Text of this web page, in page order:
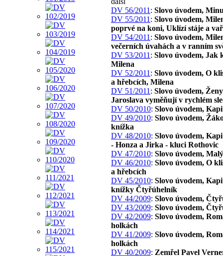
DV 56/2011 : Slovo úvodem,
DV 55/2011 : Slovo úvodem,
poprvé na koni, Uklízí stáje a
DV 54/2011 : Slovo úvodem,
večerních úvahách a v ranním
DV 53/2011 : Slovo úvodem, Jak
Milena
DV 52/2011 : Slovo úvodem, O
a hřebcích, Milena
DV 51/2011 : Slovo úvodem,
Jaroslava vyměňují v rychlém
DV 50/2010: Slovo úvodem,
DV 49/2010: Slovo úvodem,
knížka
DV 48/2010: Slovo úvodem,
- Honza a Jirka - kluci Rothovic
DV 47/2010: Slovo úvodem,
DV 46/2010: Slovo úvodem, O
a hřebcích
DV 45/2010: Slovo úvodem,
knížky Čtyřúhelník
DV 44/2009: Slovo úvodem,
DV 43/2009: Slovo úvodem,
DV 42/2009: Slovo úvodem,
holkách
DV 41/2009: Slovo úvodem,
holkách
DV 40/2009: Zemřel Pavel